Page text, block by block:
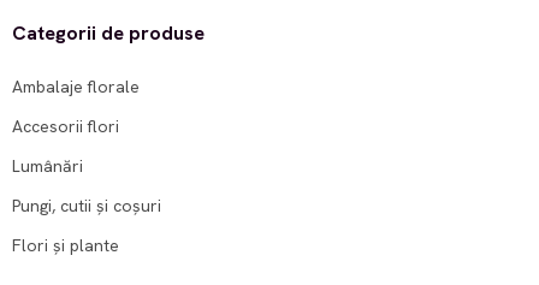
Categorii de produse
Ambalaje florale
Accesorii flori
Lumânări
Pungi, cutii și coșuri
Flori și plante